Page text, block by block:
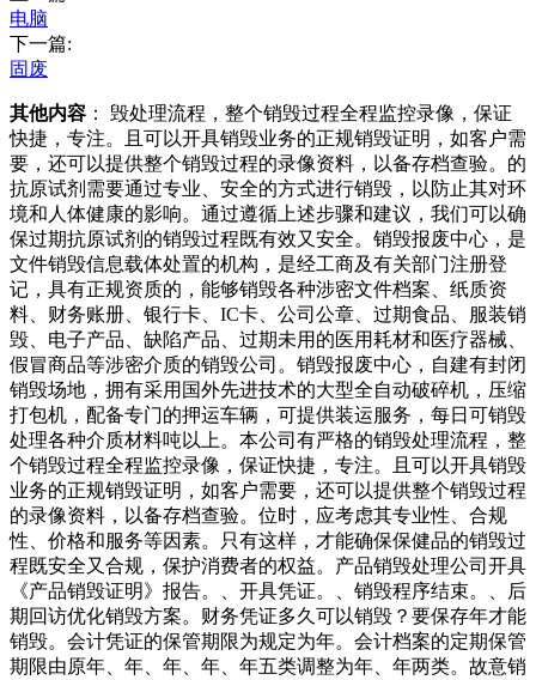
电脑
下一篇:
固废
其他内容 ： 毁处理流程，整个销毁过程全程监控录像，保证
快捷，专注。且可以开具销毁业务的正规销毁证明，如客户需
要，还可以提供整个销毁过程的录像资料，以备存档查验。的
抗原试剂需要通过专业、安全的方式进行销毁，以防止其对环
境和人体健康的影响。通过遵循上述步骤和建议，我们可以确
保过期抗原试剂的销毁过程既有效又安全。销毁报废中心，是
文件销毁信息载体处置的机构，是经工商及有关部门注册登
记，具有正规资质的，能够销毁各种涉密文件档案、纸质资
料、财务账册、银行卡、IC卡、公司公章、过期食品、服装销
毁、电子产品、缺陷产品、过期未用的医用耗材和医疗器械、
假冒商品等涉密介质的销毁公司。销毁报废中心，自建有封闭
销毁场地，拥有采用国外先进技术的大型全自动破碎机，压缩
打包机，配备专门的押运车辆，可提供装运服务，每日可销毁
处理各种介质材料吨以上。本公司有严格的销毁处理流程，整
个销毁过程全程监控录像，保证快捷，专注。且可以开具销毁
业务的正规销毁证明，如客户需要，还可以提供整个销毁过程
的录像资料，以备存档查验。位时，应考虑其专业性、合规
性、价格和服务等因素。只有这样，才能确保保健品的销毁过
程既安全又合规，保护消费者的权益。产品销毁处理公司开具
《产品销毁证明》报告。、开具凭证。、销毁程序结束。、后
期回访优化销毁方案。财务凭证多久可以销毁？要保存年才能
销毁。会计凭证的保管期限为规定为年。会计档案的定期保管
期限由原年、年、年、年、年五类调整为年、年两类。故意销